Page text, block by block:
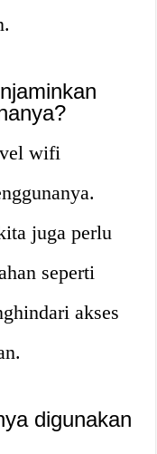
wifi
juga perlu
seperti
akses
digunakan